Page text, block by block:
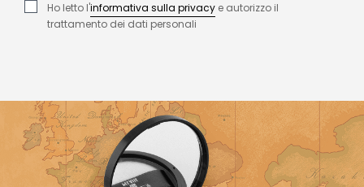
Ho letto l'informativa sulla privacy e autorizzo il
trattamento dei dati personali